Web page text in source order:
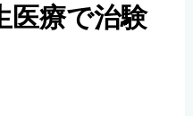
医療で治験